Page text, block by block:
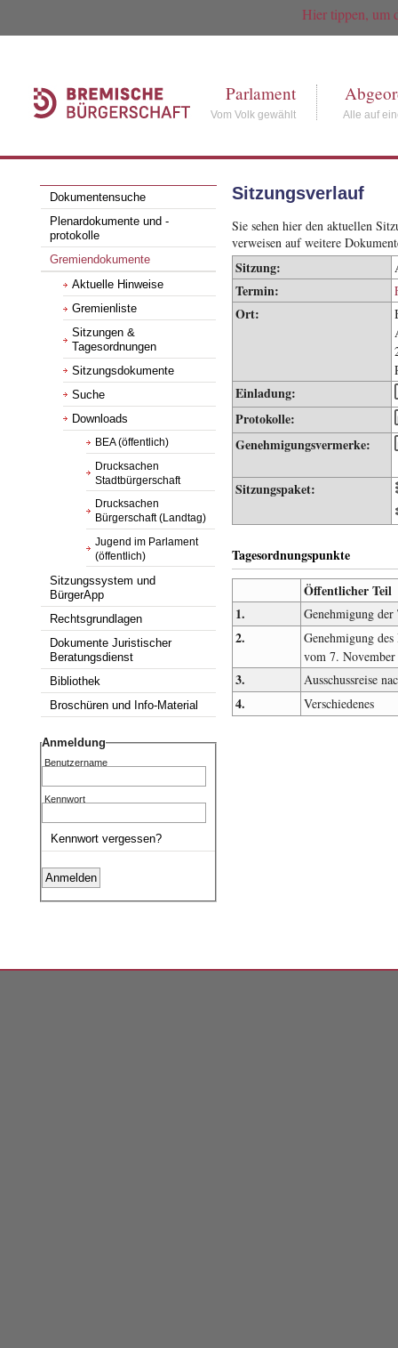
Hier tippen, um
Parlament
Vom Volk gewählt Alle auf
Dokumentensuche
Plenardokumente und -
protokolle
Gremiendokumente
Aktuelle Hinweise
Gremienliste
Sitzungen &
Tagesordnungen
Sitzungsdokumente
Suche
Downloads
BEA (öffentlich)
Drucksachen
Stadtbürgerschaft
Drucksachen
Bürgerschaft (Landtag)
Jugend im Parlament
(öffentlich)
Sitzungssystem und
BürgerApp
Rechtsgrundlagen
Dokumente Juristischer
Beratungsdienst
Bibliothek
Broschüren und Info-Material
Anmeldung
Benutzername
Kennwort
Kennwort vergessen?
Sitzungsverlauf
Sie sehen hier den aktuellen
verweisen auf weitere
Sitzung:
Termin:
Ort:
Einladung:
Protokolle:
Genehmigungsvermerke:
Sitzungspaket:
Tagesordnungspunkte
Öffentlicher Teil
1.
Genehmigung der
2.
Genehmigung
vom 7. November
3. Ausschussreise
4. Verschiedenes